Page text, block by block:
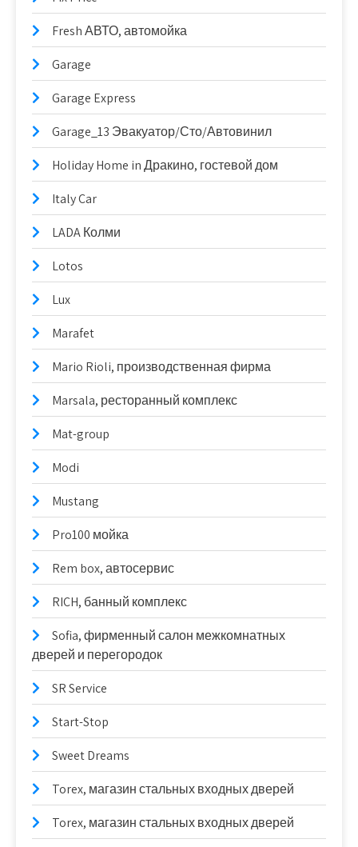
Fresh АВТО, автомойка
Garage
Garage Express
Garage_13 Эвакуатор/Сто/Автовинил
Holiday Home in Дракино, гостевой дом
Italy Car
LADA Колми
Lotos
Lux
Marafet
Mario Rioli, производственная фирма
Marsala, ресторанный комплекс
Mat-group
Modi
Mustang
Pro100 мойка
Rem box, автосервис
RICH, банный комплекс
Sofia, фирменный салон межкомнатных
дверей и перегородок
SR Service
Start-Stop
Sweet Dreams
Torex, магазин стальных входных дверей
Torex, магазин стальных входных дверей